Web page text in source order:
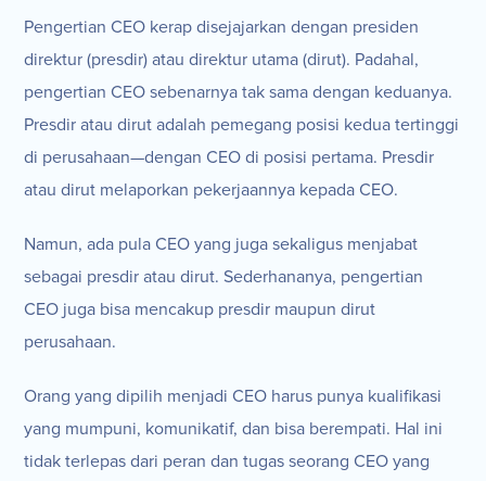
Pengertian CEO kerap disejajarkan dengan presiden
direktur (presdir) atau direktur utama (dirut). Padahal,
pengertian CEO sebenarnya tak sama dengan keduanya.
Presdir atau dirut adalah pemegang posisi kedua tertinggi
di perusahaan—dengan CEO di posisi pertama. Presdir
atau dirut melaporkan pekerjaannya kepada CEO.
Namun, ada pula CEO yang juga sekaligus menjabat
sebagai presdir atau dirut. Sederhananya, pengertian
CEO juga bisa mencakup presdir maupun dirut
perusahaan.
Orang yang dipilih menjadi CEO harus punya kualifikasi
yang mumpuni, komunikatif, dan bisa berempati. Hal ini
tidak terlepas dari peran dan tugas seorang CEO yang